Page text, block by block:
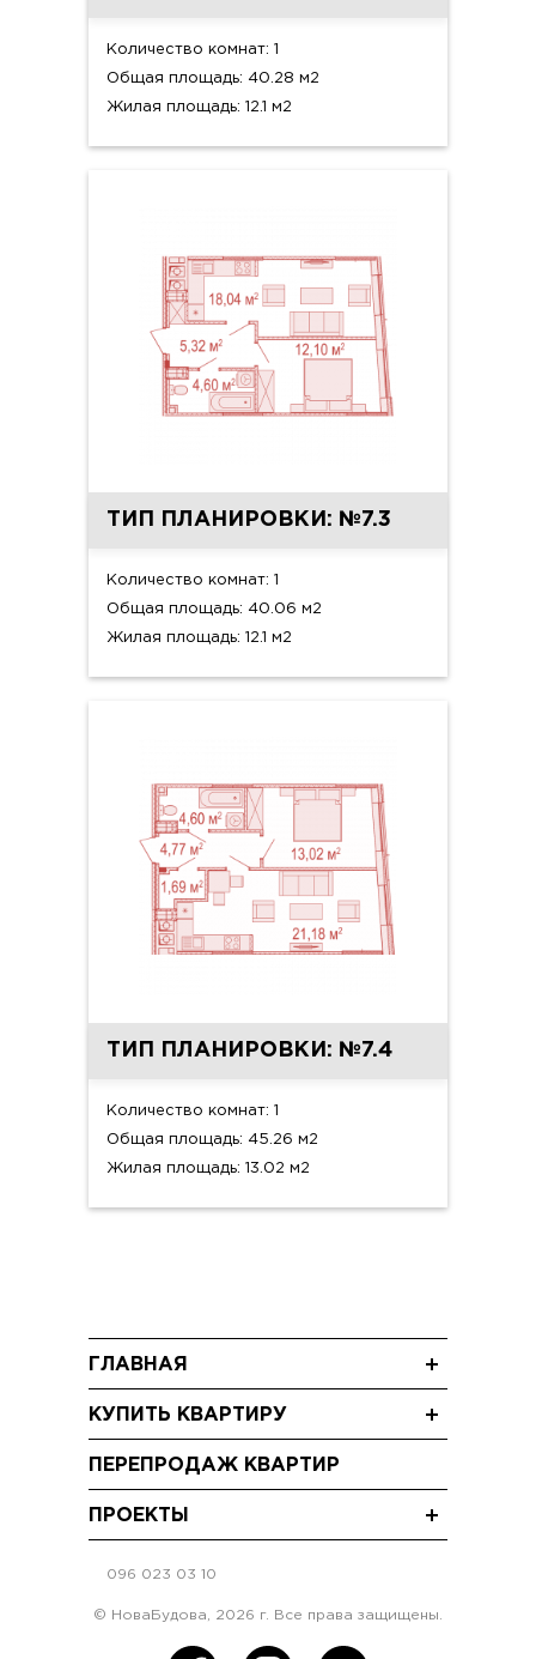
Количество комнат: 1
Общая площадь: 40.28 м2
Жилая площадь: 12.1 м2
ТИП ПЛАНИРОВКИ: №7.3
Количество комнат: 1
Общая площадь: 40.06 м2
Жилая площадь: 12.1 м2
ТИП ПЛАНИРОВКИ: №7.4
Количество комнат: 1
Общая площадь: 45.26 м2
Жилая площадь: 13.02 м2
ГЛАВНАЯ
Акции
Видео
КУПИТЬ КВАРТИРУ
Однокомнатные квартиры
ПЕРЕПРОДАЖ КВАРТИР
ПРОЕКТЫ
Борщаговка
096 023 03 10
© НоваБудова, 2026 г. Все права защищены.